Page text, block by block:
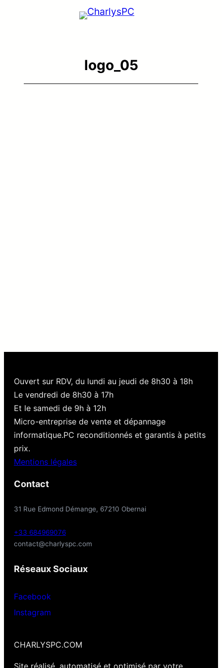
logo_05
Ouvert sur RDV, du lundi au jeudi de 8h30 à 18h
Le vendredi de 8h30 à 17h
Et le samedi de 9h à 12h
Micro-entreprise de vente et dépannage
informatique.PC reconditionnés et garantis à petits
prix.
Mentions légales
Contact
31 Rue Edmond Démange, 67210 Obernai
+33 684969076
contact@charlyspc.com
Réseaux Sociaux
Facebook
Instagram
CHARLYSPC.COM